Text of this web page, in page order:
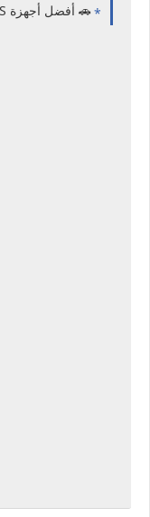
🚗 أفضل أجهزة GPS لتتبع السيارات 2026: حماية ذكية وأمان بلا حدود 🔒📡